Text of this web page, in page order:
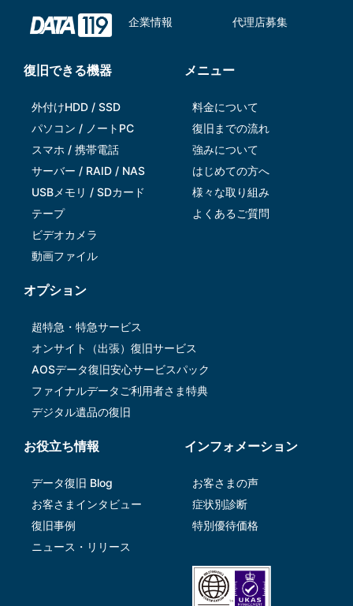
企業情報 代理店募集
復旧できる機器
外付けHDD / SSD
パソコン / ノートPC
スマホ / 携帯電話
サーバー / RAID / NAS
USBメモリ / SDカード
テープ
ビデオカメラ
動画ファイル
メニュー
料金について
復旧までの流れ
強みについて
はじめての方へ
様々な取り組み
よくあるご質問
オプション
超特急・特急サービス
オンサイト（出張）復旧サービス
AOSデータ復旧安⼼サービスパック
ファイナルデータご利⽤者さま特典
デジタル遺品の復旧
お役立ち情報
データ復旧 Blog
お客さまインタビュー
復旧事例
ニュース・リリース
インフォメーション
お客さまの声
症状別診断
特別優待価格